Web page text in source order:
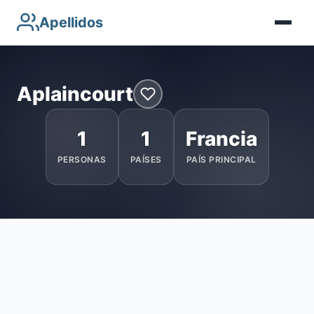
Apellidos
Aplaincourt
1
PERSONAS
1
PAÍSES
Francia
PAÍS PRINCIPAL